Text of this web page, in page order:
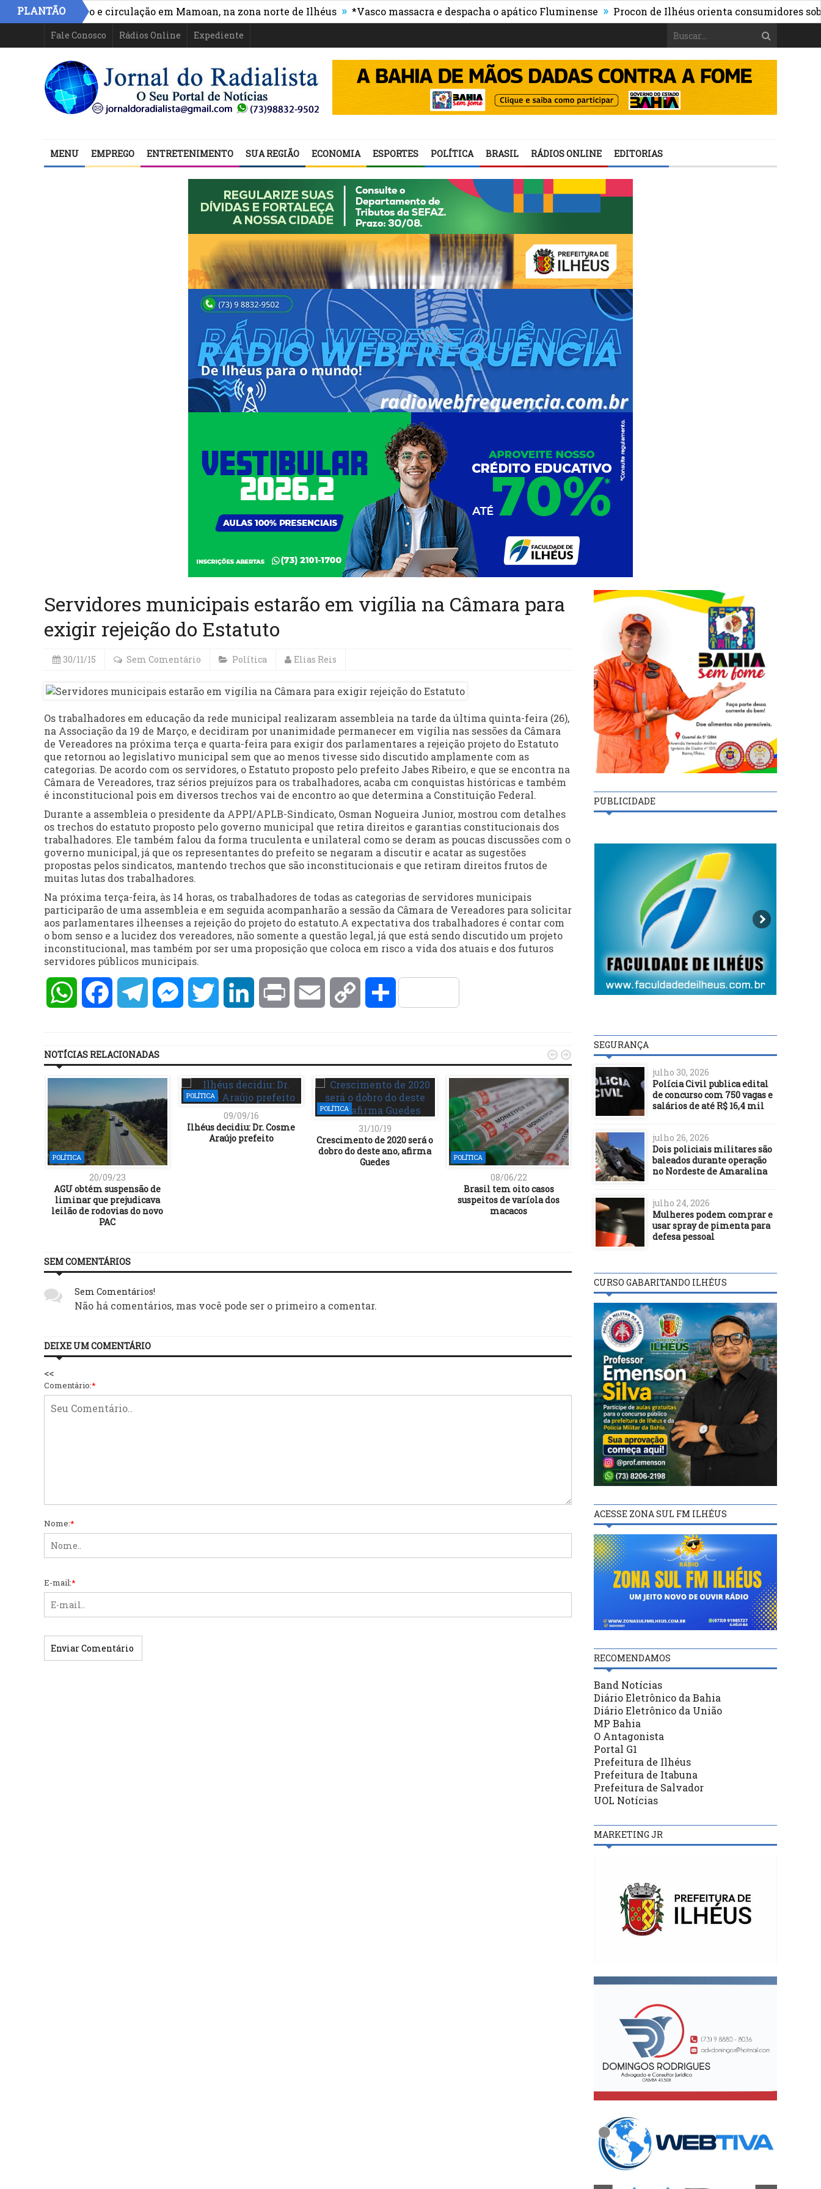
PLANTÃO
acesso e circulação em Mamoan, na zona norte de Ilhéus » *Vasco massacra e despacha o apático Fluminense » Procon de Ilhéus orienta consumidores sobre os
Fale Conosco Rádios Online Expediente
MENU EMPREGO ENTRETENIMENTO SUA REGIÃO ECONOMIA ESPORTES POLÍTICA BRASIL RÁDIOS ONLINE EDITORIAS
Servidores municipais estarão em vigília na Câmara para
exigir rejeição do Estatuto
30/11/15 Sem Comentário Política Elias Reis
Os trabalhadores em educação da rede municipal realizaram assembleia na tarde da última quinta-feira (26),
na Associação da 19 de Março, e decidiram por unanimidade permanecer em vigília nas sessões da Câmara
de Vereadores na próxima terça e quarta-feira para exigir dos parlamentares a rejeição projeto do Estatuto
que retornou ao legislativo municipal sem que ao menos tivesse sido discutido amplamente com as
categorias. De acordo com os servidores, o Estatuto proposto pelo prefeito Jabes Ribeiro, e que se encontra na
Câmara de Vereadores, traz sérios prejuízos para os trabalhadores, acaba cm conquistas históricas e também
é inconstitucional pois em diversos trechos vai de encontro ao que determina a Constituição Federal.
Durante a assembleia o presidente da APPI/APLB-Sindicato, Osman Nogueira Junior, mostrou com detalhes
os trechos do estatuto proposto pelo governo municipal que retira direitos e garantias constitucionais dos
trabalhadores. Ele também falou da forma truculenta e unilateral como se deram as poucas discussões com o
governo municipal, já que os representantes do prefeito se negaram a discutir e acatar as sugestões
propostas pelos sindicatos, mantendo trechos que são inconstitucionais e que retiram direitos frutos de
muitas lutas dos trabalhadores.
Na próxima terça-feira, às 14 horas, os trabalhadores de todas as categorias de servidores municipais
participarão de uma assembleia e em seguida acompanharão a sessão da Câmara de Vereadores para solicitar
aos parlamentares ilheenses a rejeição do projeto do estatuto.A expectativa dos trabalhadores é contar com
o bom senso e a lucidez dos vereadores, não somente a questão legal, já que está sendo discutido um projeto
inconstitucional, mas também por ser uma proposição que coloca em risco a vida dos atuais e dos futuros
servidores públicos municipais.
WhatsAppFacebookTelegramMessengerTwitter LinkedInPrint Email Copy Compartilhar
NOTÍCIAS RELACIONADAS
POLÍTICA
20/09/23
AGU obtém suspensão de
liminar que prejudicava
leilão de rodovias do novo
PAC
POLÍTICA
09/09/16
Ilhéus decidiu: Dr. Cosme
Araújo prefeito
POLÍTICA
31/10/19
Crescimento de 2020 será o
dobro do deste ano, afirma
Guedes
POLÍTICA
08/06/22
Brasil tem oito casos
suspeitos de varíola dos
macacos
POLÍTICA
09/03/19
encontram-se dia 19, diz
Casa Branca
POLÍTICA
23/04/21
abril, próxima sexta-
 
SEM COMENTÁRIOS
Sem Comentários!
Não há comentários, mas você pode ser o primeiro a comentar.
DEIXE UM COMENTÁRIO
<<
Comentário:*
Nome:*
E-mail:*
PUBLICIDADE
SEGURANÇA
julho 30, 2026
Polícia Civil publica edital
de concurso com 750 vagas e
salários de até R$ 16,4 mil
julho 26, 2026
Dois policiais militares são
baleados durante operação
no Nordeste de Amaralina
julho 24, 2026
Mulheres podem comprar e
usar spray de pimenta para
defesa pessoal
CURSO GABARITANDO ILHÉUS
ACESSE ZONA SUL FM ILHÉUS
RECOMENDAMOS
Band Notícias
Diário Eletrônico da Bahia
Diário Eletrônico da União
MP Bahia
O Antagonista
Portal G1
Prefeitura de Ilhéus
Prefeitura de Itabuna
Prefeitura de Salvador
UOL Notícias
MARKETING JR